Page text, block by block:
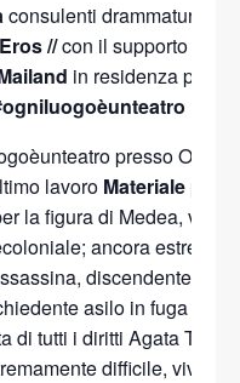
consulenti
//con il supporto di
in residenza
presso
lavoro Materiale per
la figura di Medea,
ancora
discendente
asilo in fuga
di tutti i diritti Agata
difficile, vivo,